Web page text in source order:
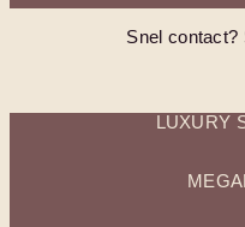
Snel contact?
LUXURY